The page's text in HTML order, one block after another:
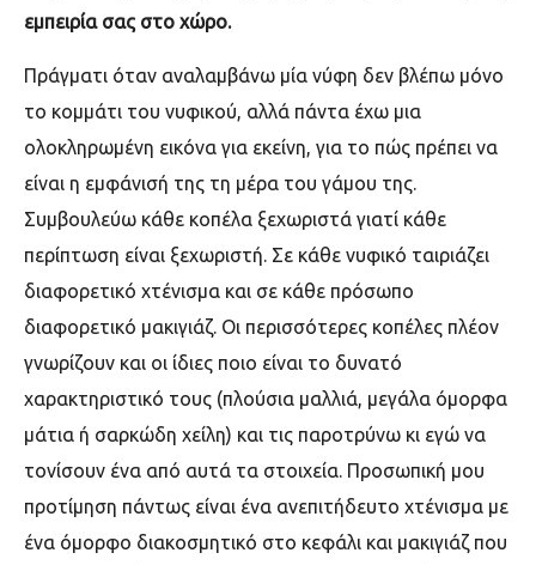
εμπειρία σας στο χώρο.
Πράγματι όταν αναλαμβάνω μία νύφη δεν βλέπω μόνο
το κομμάτι του νυφικού, αλλά πάντα έχω μια
ολοκληρωμένη εικόνα για εκείνη, για το πώς πρέπει να
είναι η εμφάνισή της τη μέρα του γάμου της.
Συμβουλεύω κάθε κοπέλα ξεχωριστά γιατί κάθε
περίπτωση είναι ξεχωριστή. Σε κάθε νυφικό ταιριάζει
διαφορετικό χτένισμα και σε κάθε πρόσωπο
διαφορετικό μακιγιάζ. Οι περισσότερες κοπέλες πλέον
γνωρίζουν και οι ίδιες ποιο είναι το δυνατό
χαρακτηριστικό τους (πλούσια μαλλιά, μεγάλα όμορφα
μάτια ή σαρκώδη χείλη) και τις παροτρύνω κι εγώ να
τονίσουν ένα από αυτά τα στοιχεία. Προσωπική μου
προτίμηση πάντως είναι ένα ανεπιτήδευτο χτένισμα με
ένα όμορφο διακοσμητικό στο κεφάλι και μακιγιάζ που